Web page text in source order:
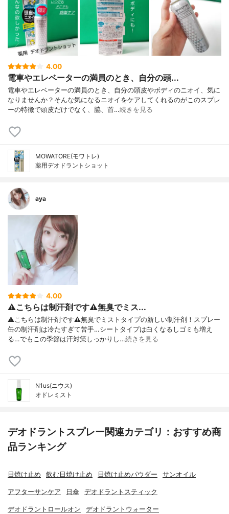
4.00
電車やエレベーターの満員のとき、自分の頭...
電車やエレベーターの満員のとき、自分の頭皮やボディのニオイ、気に
なりませんか？そんな気になるニオイをケアしてくれるのがこのスプレ
ーの特徴で頭皮だけでなく、脇、首…続きを見る
MOWATORE(モワトレ)
薬用デオドラントショット
aya
4.00
⚠こちらは制汗剤です⚠無臭でミス...
⚠こちらは制汗剤です⚠無臭でミストタイプの新しい制汗剤！スプレー
缶の制汗剤は冷たすぎて苦手…シートタイプは白くなるしゴミも増え
る…でもこの季節は汗対策しっかりし…続きを見る
N1us(ニウス)
オドレミスト
デオドラントスプレー関連カテゴリ：おすすめ商
品ランキング
日焼け止め 飲む日焼け止め 日焼け止めパウダー サンオイル
アフターサンケア 日傘 デオドラントスティック
デオドラントロールオン デオドラントウォーター